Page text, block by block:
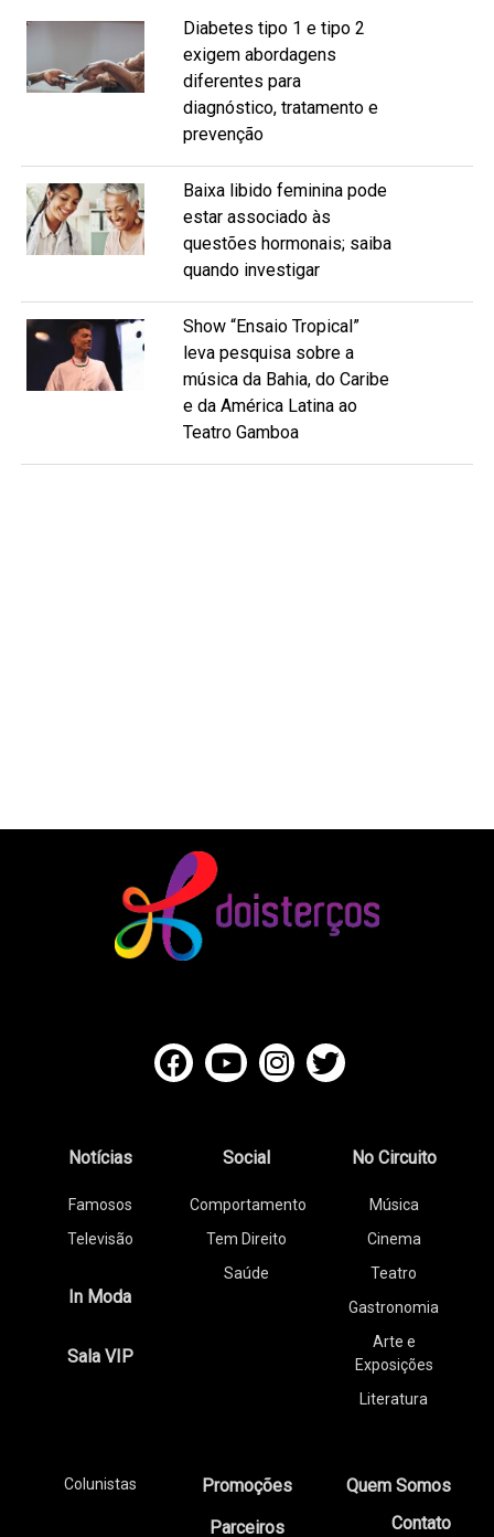
Diabetes tipo 1 e tipo 2
exigem abordagens
diferentes para
diagnóstico, tratamento e
prevenção
Baixa libido feminina pode
estar associado às
questões hormonais; saiba
quando investigar
Show “Ensaio Tropical”
leva pesquisa sobre a
música da Bahia, do Caribe
e da América Latina ao
Teatro Gamboa
Notícias
Famosos
Televisão
In Moda
Sala VIP
Social
Comportamento
Tem Direito
Saúde
No Circuito
Música
Cinema
Teatro
Gastronomia
Arte e
Exposições
Literatura
Colunistas
Promoções
Parceiros
Quem Somos
Contato